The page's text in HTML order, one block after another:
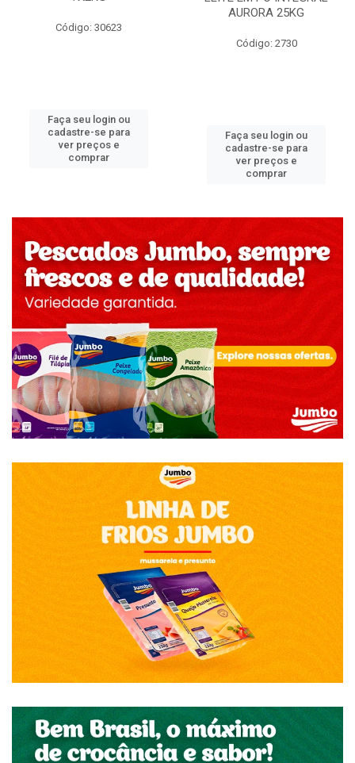
Código: 30623
Faça seu login ou
cadastre-se para
ver preços e
comprar
AURORA 25KG
Código: 2730
Faça seu login ou
cadastre-se para
ver preços e
comprar